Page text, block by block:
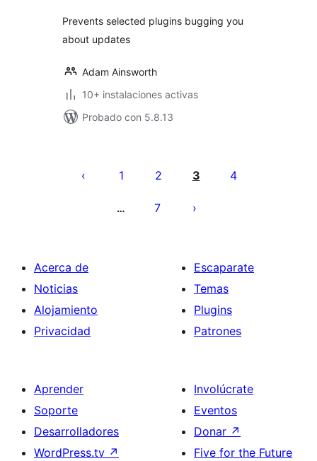
Prevents selected plugins bugging you
about updates
Adam Ainsworth
10+ instalaciones activas
Probado con 5.8.13
1 2 3 4
… 7
Acerca de
Noticias
Alojamiento
Privacidad
Escaparate
Temas
Plugins
Patrones
Aprender
Soporte
Desarrolladores
WordPress.tv ↗
Involúcrate
Eventos
Donar ↗
Five for the Future